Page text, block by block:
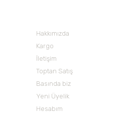
Hakkımızda
Kargo
İletişim
Toptan Satış
Basında biz
Yeni Üyelik
Hesabım